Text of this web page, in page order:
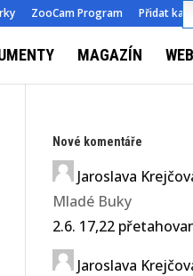
ZooCam Program Přidat
MAGAZÍN
Nové komentáře
Jaroslava
Mladé Buky
2.6. 17,22
Jaroslava